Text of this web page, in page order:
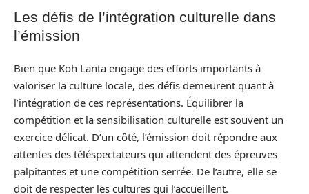
Les défis de l’intégration culturelle dans
l’émission
Bien que Koh Lanta engage des efforts importants à
valoriser la culture locale, des défis demeurent quant à
l’intégration de ces représentations. Équilibrer la
compétition et la sensibilisation culturelle est souvent un
exercice délicat. D’un côté, l’émission doit répondre aux
attentes des téléspectateurs qui attendent des épreuves
palpitantes et une compétition serrée. De l’autre, elle se
doit de respecter les cultures qui l’accueillent.